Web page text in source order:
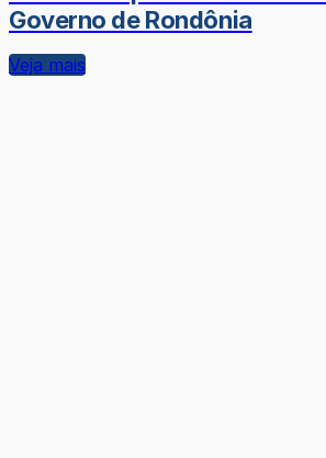
Governo de Rondônia
Veja mais